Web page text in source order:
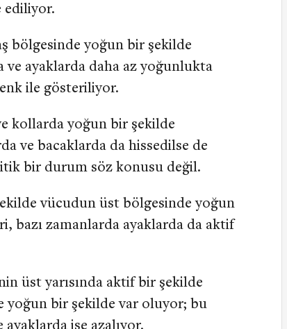
ediliyor.
bölgesinde yoğun bir şekilde
ayaklarda daha az yoğunlukta
ile gösteriliyor.
kollarda yoğun bir şekilde
ve bacaklarda da hissedilse de
bir durum söz konusu değil.
vücudun üst bölgesinde yoğun
bazı zamanlarda ayaklarda da aktif
üst yarısında aktif bir şekilde
yoğun bir şekilde var oluyor; bu